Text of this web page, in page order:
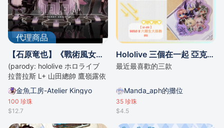
代理商品
【石原竜也】《戰術風女僕HoloX系列》多款式壓克力立牌@金魚工房
(parody: hololive ホロライブ
拉普拉斯 L+ 山田總帥 鷹嶺露依
61姊 博衣小夜璃 Koyori 沙花叉
克蘿耶 虎鯊 風真伊呂波 168 忍
忍)
金魚工房-Atelier Kingyo
100 珍珠
$12.7
Hololive 三個在一起 亞克力掛件
最近最喜歡的三款
Manda_aph的攤位
35 珍珠
$4.5